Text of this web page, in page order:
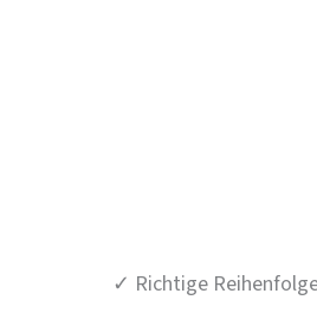
✓ Richtige